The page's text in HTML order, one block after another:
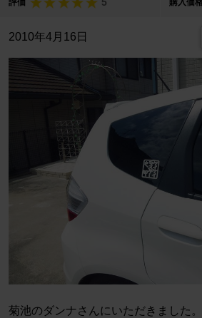
評価 購入価
2010年4月16日
菊池のダンナさんにいただきました